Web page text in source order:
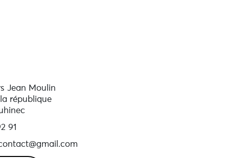
Jean Moulin
république
91